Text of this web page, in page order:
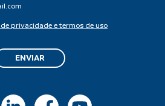
políticas de privacidade e termos de uso
ENVIAR